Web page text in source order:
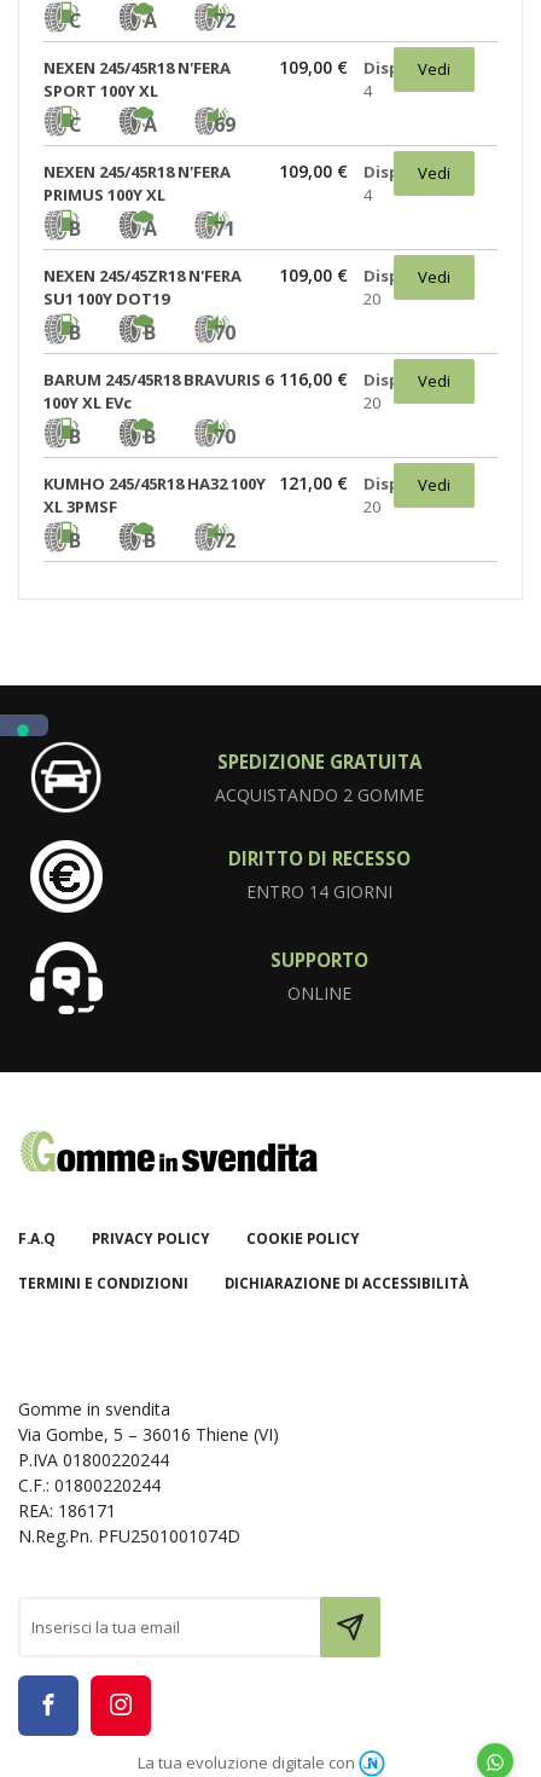
C A 72
NEXEN 245/45R18 N'FERA
SPORT 100Y XL
C A 69
109,00 €
Disponibili:
4
Vedi
NEXEN 245/45R18 N'FERA
PRIMUS 100Y XL
B A 71
109,00 €
Disponibili:
4
Vedi
NEXEN 245/45ZR18 N'FERA
SU1 100Y DOT19
B B 70
109,00 €
Disponibili:
20
Vedi
BARUM 245/45R18 BRAVURIS 6
100Y XL EVc
B B 70
116,00 €
Disponibili:
20
Vedi
KUMHO 245/45R18 HA32 100Y
XL 3PMSF
B B 72
121,00 €
Disponibili:
20
Vedi
SPEDIZIONE GRATUITA
ACQUISTANDO 2 GOMME
DIRITTO DI RECESSO
ENTRO 14 GIORNI
SUPPORTO
ONLINE
F.A.Q PRIVACY POLICY COOKIE POLICY
TERMINI E CONDIZIONI DICHIARAZIONE DI ACCESSIBILITÀ
Gomme in svendita
Via Gombe, 5 – 36016 Thiene (VI)
P.IVA 01800220244
C.F.: 01800220244
REA: 186171
N.Reg.Pn. PFU2501001074D
La tua evoluzione digitale con